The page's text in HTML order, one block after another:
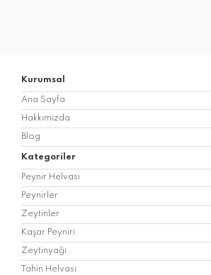
Kurumsal
Ana Sayfa
Hakkımızda
Blog
Kategoriler
Peynir Helvası
Peynirler
Zeytinler
Kaşar Peyniri
Zeytinyağı
Tahin Helvası